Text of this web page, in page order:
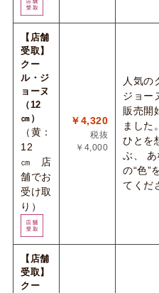
【店舗
受取】
クー
ル・ジ
ョーヌ
（12
㎝）
（黄：
12
㎝ 店
舗でお
受け取
り）
￥4,320
税抜
￥4,000
人気の
ジョー
販売開
ました
ひとを
ぶ、 あ
の“色”
てくだ
【店舗
受取】
クー